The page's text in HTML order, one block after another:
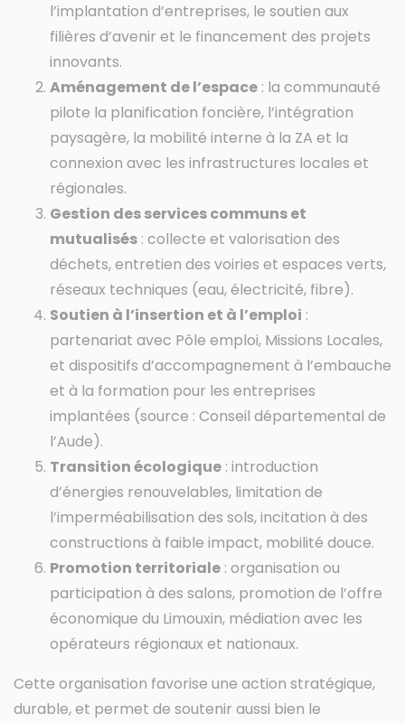
l’implantation d’entreprises, le soutien aux
filières d’avenir et le financement des projets
innovants.
Aménagement de l’espace : la communauté
pilote la planification foncière, l’intégration
paysagère, la mobilité interne à la ZA et la
connexion avec les infrastructures locales et
régionales.
Gestion des services communs et
mutualisés : collecte et valorisation des
déchets, entretien des voiries et espaces verts,
réseaux techniques (eau, électricité, fibre).
Soutien à l’insertion et à l’emploi :
partenariat avec Pôle emploi, Missions Locales,
et dispositifs d’accompagnement à l’embauche
et à la formation pour les entreprises
implantées (source : Conseil départemental de
l’Aude).
Transition écologique : introduction
d’énergies renouvelables, limitation de
l’imperméabilisation des sols, incitation à des
constructions à faible impact, mobilité douce.
Promotion territoriale : organisation ou
participation à des salons, promotion de l’offre
économique du Limouxin, médiation avec les
opérateurs régionaux et nationaux.
Cette organisation favorise une action stratégique,
durable, et permet de soutenir aussi bien le